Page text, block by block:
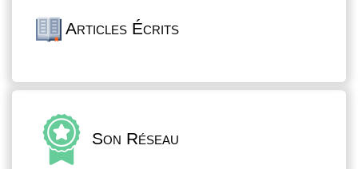
Articles Écrits
Son Réseau